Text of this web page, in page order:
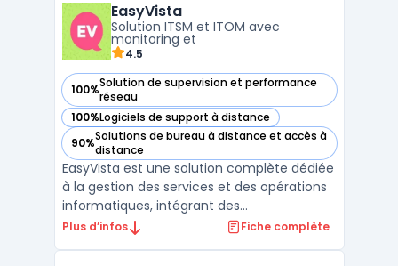
ordinateurs, les commutateurs et les
routeurs. Vous pouvez survei ...
EasyVista
Solution ITSM et ITOM avec
monitoring et
4.5
100%Solution de supervision et performance
réseau
— voir EasyVista dans cette catégorie
100%Logiciels de support à distance
— voir EasyVista dans cette catégorie
90%Solutions de bureau à distance et accès à
distance
— voir EasyVista dans cette catégorie
EasyVista est une solution complète dédiée
à la gestion des services et des opérations
informatiques, intégrant des
fonctionnalités avancées de ITSM (gestion
Plus d’infos Fiche complète